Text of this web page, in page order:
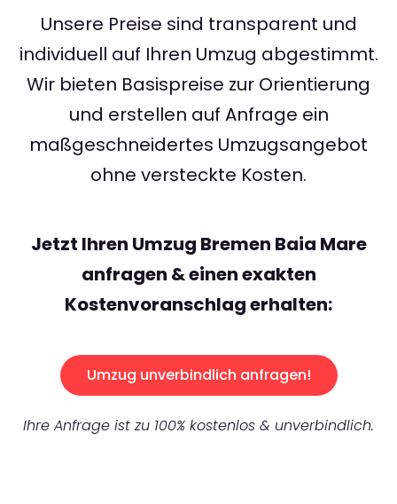
Unsere Preise sind transparent und
individuell auf Ihren Umzug abgestimmt.
Wir bieten Basispreise zur Orientierung
und erstellen auf Anfrage ein
maßgeschneidertes Umzugsangebot
ohne versteckte Kosten.
Jetzt Ihren Umzug Bremen Baia Mare
anfragen & einen exakten
Kostenvoranschlag erhalten:
Umzug unverbindlich anfragen!
Ihre Anfrage ist zu 100% kostenlos & unverbindlich.